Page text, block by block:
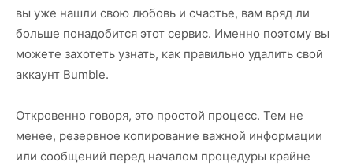
вы уже нашли свою любовь и счастье, вам вряд ли
больше понадобится этот сервис. Именно поэтому вы
можете захотеть узнать, как правильно удалить свой
аккаунт Bumble.
Откровенно говоря, это простой процесс. Тем не
менее, резервное копирование важной информации
или сообщений перед началом процедуры крайне